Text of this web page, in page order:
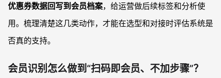
优惠券数据回写到会员档案，给运营做后续标签和分析使
用。梳理清楚这几类动作，才能在选型和对接时评估系统是
否真的支持。
会员识别怎么做到“扫码即会员、不加步骤”？